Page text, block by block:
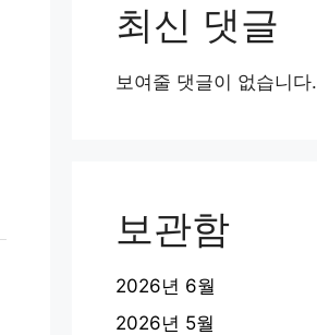
최신 댓글
보여줄 댓글이 없습니다.
보관함
2026년 6월
2026년 5월